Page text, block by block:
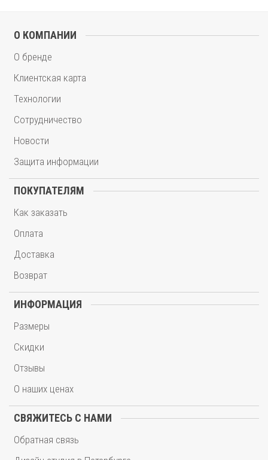
О КОМПАНИИ
О бренде
Клиентская карта
Технологии
Сотрудничество
Новости
Защита информации
ПОКУПАТЕЛЯМ
Как заказать
Оплата
Доставка
Возврат
ИНФОРМАЦИЯ
Размеры
Скидки
Отзывы
О наших ценах
СВЯЖИТЕСЬ С НАМИ
Обратная связь